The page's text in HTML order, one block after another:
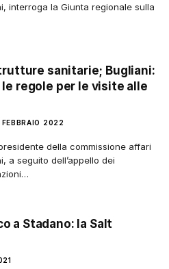
interroga la Giunta regionale sulla
sanitarie; Bugliani:
regole per le visite alle
2022
della commissione affari
a seguito dell’appello dei
a Stadano: la Salt